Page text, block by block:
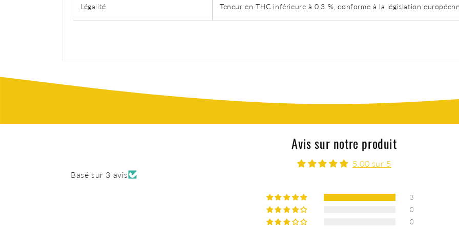
Légalité Teneur en THC inférieure à 0,3 %, conforme à la législation
Avis sur notre produit
5.00 sur 5
Basé sur 3 avis
3
0
0